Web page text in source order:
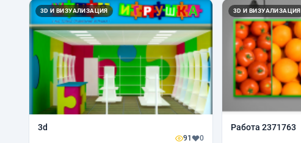
3D И ВИЗУАЛИЗАЦИЯ
3d
91 0
3D И ВИЗУАЛИЗАЦИЯ
Работа 2371763